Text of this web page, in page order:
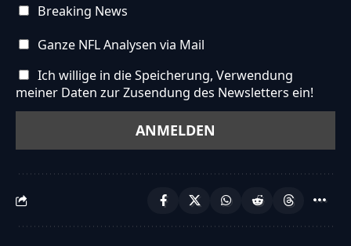
Breaking News
Ganze NFL Analysen via Mail
Ich willige in die Speicherung, Verwendung
meiner Daten zur Zusendung des Newsletters ein!